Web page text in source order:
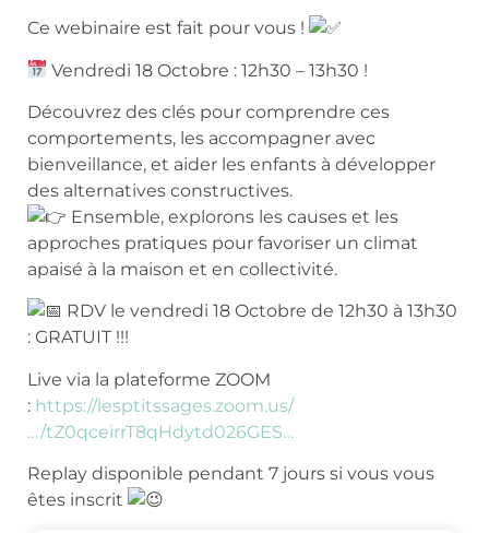
Ce webinaire est fait pour vous !
Vendredi 18 Octobre : 12h30 – 13h30 !
Découvrez des clés pour comprendre ces
comportements, les accompagner avec
bienveillance, et aider les enfants à développer
des alternatives constructives.
Ensemble, explorons les causes et les
approches pratiques pour favoriser un climat
apaisé à la maison et en collectivité.
RDV le vendredi 18 Octobre de 12h30 à 13h30
: GRATUIT !!!
Live via la plateforme ZOOM
: https://lesptitssages.zoom.us/
…/tZ0qceirrT8qHdytd026GES…
Replay disponible pendant 7 jours si vous vous
êtes inscrit